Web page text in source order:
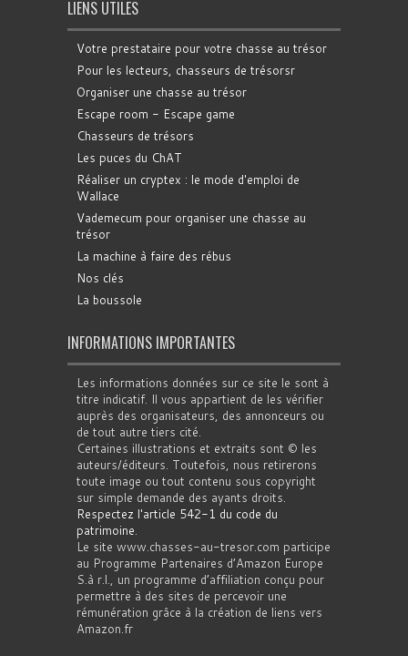
LIENS UTILES
Votre prestataire pour votre chasse au trésor
Pour les lecteurs, chasseurs de trésorsr
Organiser une chasse au trésor
Escape room - Escape game
Chasseurs de trésors
Les puces du ChAT
Réaliser un cryptex : le mode d'emploi de
Wallace
Vademecum pour organiser une chasse au
trésor
La machine à faire des rébus
Nos clés
La boussole
INFORMATIONS IMPORTANTES
Les informations données sur ce site le sont à
titre indicatif. Il vous appartient de les vérifier
auprès des organisateurs, des annonceurs ou
de tout autre tiers cité.
Certaines illustrations et extraits sont © les
auteurs/éditeurs. Toutefois, nous retirerons
toute image ou tout contenu sous copyright
sur simple demande des ayants droits.
Respectez l'article 542-1 du code du
patrimoine
Le site www.chasses-au-tresor.com participe
au Programme Partenaires d’Amazon Europe
S.à r.l., un programme d’affiliation conçu pour
permettre à des sites de percevoir une
rémunération grâce à la création de liens vers
Amazon.fr